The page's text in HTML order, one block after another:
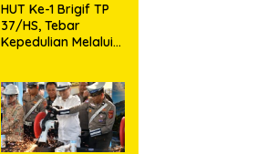
HUT Ke-1 Brigif TP
37/HS, Tebar
Kepedulian Melalui
Harapan Hidup Bagi
Yang
Membutuhkan